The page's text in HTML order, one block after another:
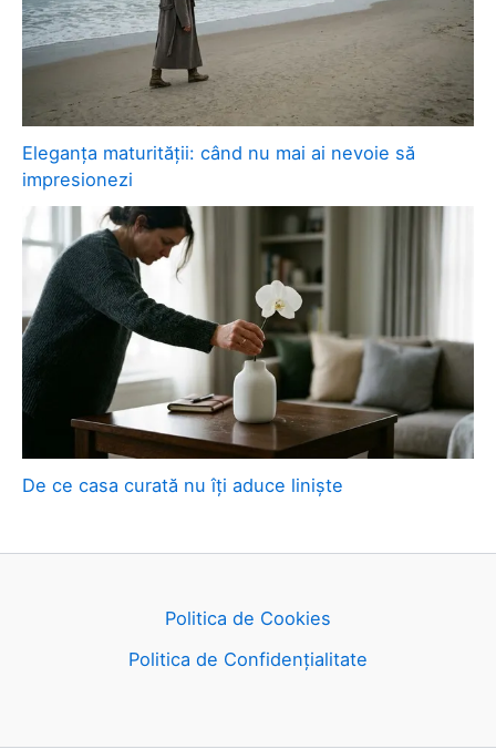
Eleganța maturității: când nu mai ai nevoie să
impresionezi
De ce casa curată nu îți aduce liniște
Politica de Cookies
Politica de Confidențialitate